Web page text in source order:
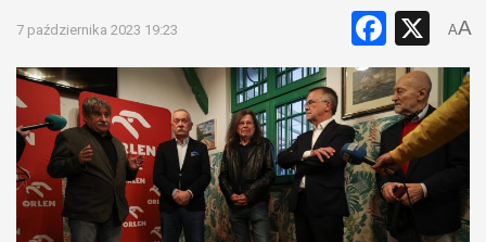
7 października 2023 19:23 X
AA